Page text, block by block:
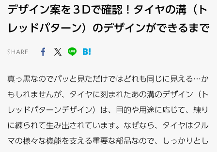
デザイン案を３Dで確認！タイヤの溝（ト
レッドパターン）のデザインができるまで
SHARE
真っ黒なのでパッと見ただけではどれも同じに見える…か
もしれませんが、タイヤに刻まれたあの溝のデザイン（ト
レッドパターンデザイン）は、目的や用途に応じて、練り
に練られて生み出されています。なぜなら、タイヤはクル
マの様々な機能を支える重要な部品なので、しっかりとし